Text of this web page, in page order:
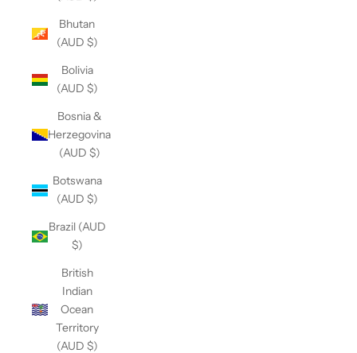
Bhutan
(AUD $)
Bolivia
(AUD $)
Bosnia &
Herzegovina
(AUD $)
Botswana
(AUD $)
Brazil (AUD
$)
British
Indian
Ocean
Territory
(AUD $)